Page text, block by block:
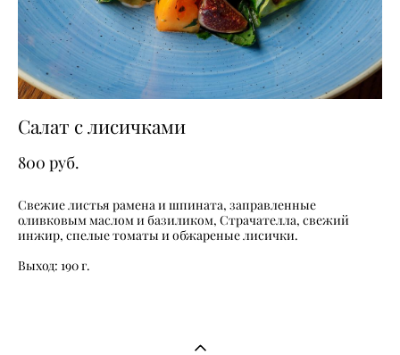
Салат с лисичками
800 pуб.
Свежие листья рамена и шпината, заправленные
оливковым маслом и базиликом, Страчателла, свежий
инжир, спелые томаты и обжареные лисички.
Выход: 190 г.